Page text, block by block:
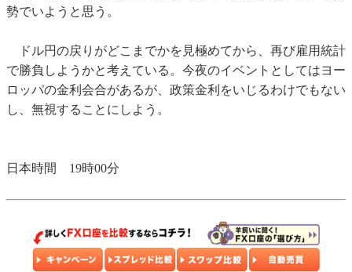
勢でいようと思う。
ドル円の戻りがどこまでかを見極めてから、再び雇用統計
で勝負しようかと考えている。今夜のイベントとしてはヨー
ロッパの金利会合があるが、政策金利をいじるわけでもない
し、無視することにしよう。
日本時間 19時00分